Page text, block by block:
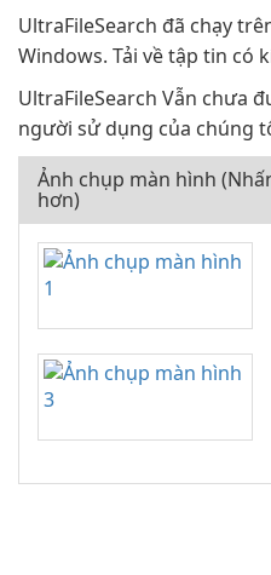
UltraFileSearch đã chạy
Windows. Tải về tập tin có
UltraFileSearch Vẫn chưa
người sử dụng của chúng
Ảnh chụp màn hình
hơn)